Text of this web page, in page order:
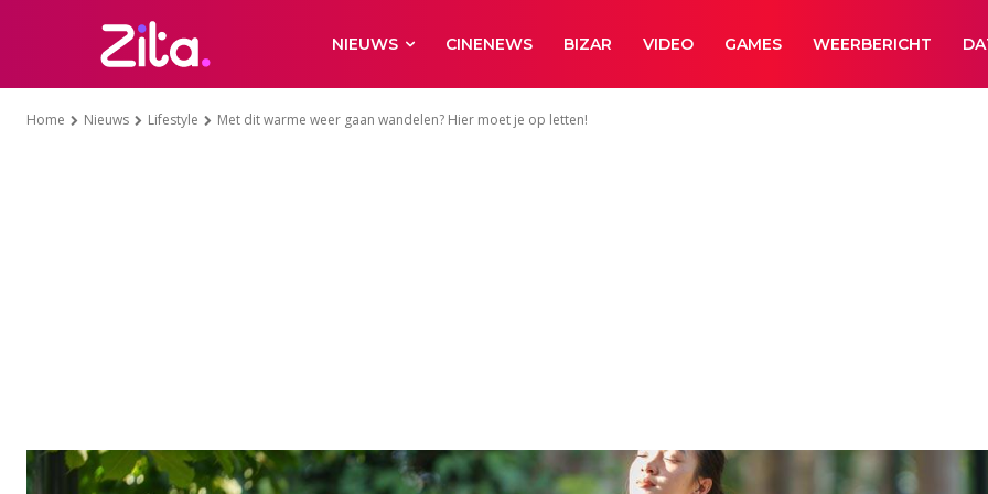
NIEUWS CINENEWS BIZAR VIDEO GAMES WEERBERICHT
Home Nieuws Lifestyle Met dit warme weer gaan wandelen? Hier moet je op letten!